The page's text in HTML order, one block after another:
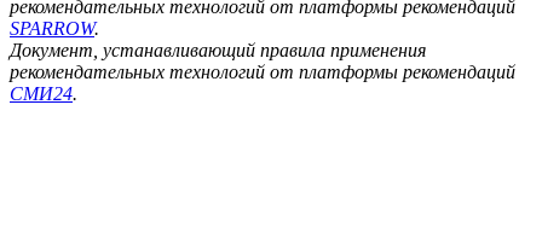
рекомендательных технологий от платформы рекомендаций
SPARROW.
Документ, устанавливающий правила применения
рекомендательных технологий от платформы рекомендаций
СМИ24.